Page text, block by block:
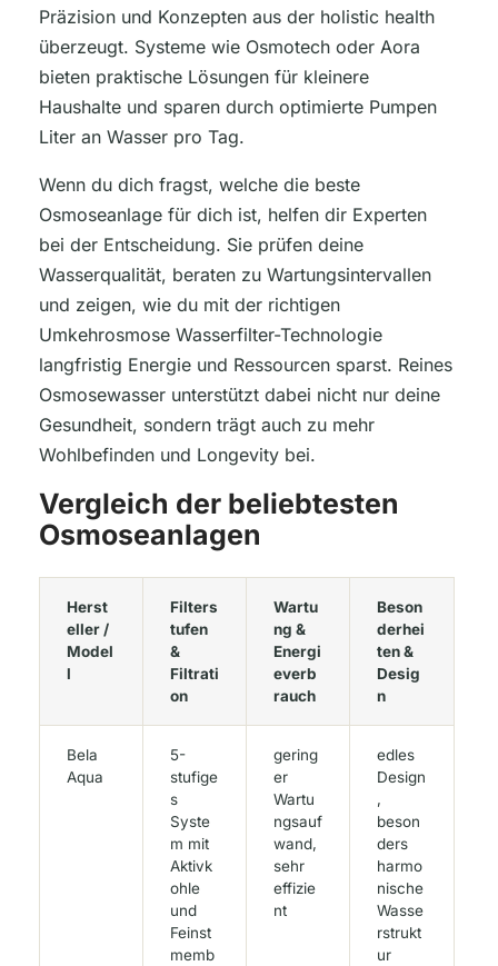
Präzision und Konzepten aus der holistic health
überzeugt. Systeme wie Osmotech oder Aora
bieten praktische Lösungen für kleinere
Haushalte und sparen durch optimierte Pumpen
Liter an Wasser pro Tag.
Wenn du dich fragst, welche die beste
Osmoseanlage für dich ist, helfen dir Experten
bei der Entscheidung. Sie prüfen deine
Wasserqualität, beraten zu Wartungsintervallen
und zeigen, wie du mit der richtigen
Umkehrosmose Wasserfilter-Technologie
langfristig Energie und Ressourcen sparst. Reines
Osmosewasser unterstützt dabei nicht nur deine
Gesundheit, sondern trägt auch zu mehr
Wohlbefinden und Longevity bei.
Vergleich der beliebtesten
Osmoseanlagen
Herst
eller /
Model
l
Filters
tufen
&
Filtrati
on
Wartu
ng &
Energi
everb
rauch
Beson
derhei
ten &
Desig
n
Bela
Aqua
5-
stufige
s
Syste
m mit
Aktivk
ohle
und
Feinst
memb
gering
er
Wartu
ngsauf
wand,
sehr
effizie
nt
edles
Design
,
beson
ders
harmo
nische
Wasse
rstrukt
ur